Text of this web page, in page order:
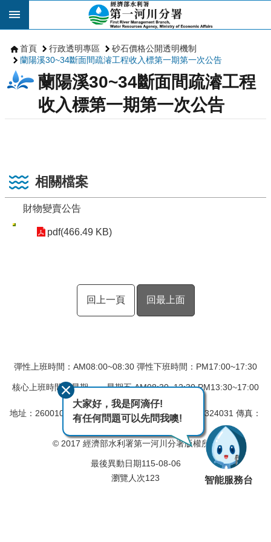
跳到主要內容區塊
首頁 行政透明專區
砂石價格公開透明機制
蘭陽溪30~34斷面間疏濬工程收入標第一期第一次公告
蘭陽溪30~34斷面間疏濬工程
收入標第一期第一次公告
相關檔案
財物變賣公告
pdf(466.49 KB)
回上一頁 回最上面
彈性上班時間：AM08:00~08:30 彈性下班時間：PM17:00~17:30
核心上班時間：星期一 ~ 星期五 AM08:30~12:30 PM13:30~17:00
地址：260010 宜蘭市民權新路6號
電話：(03)9324031 傳真：
(03)9331340
© 2017 經濟部水利署第一河川分署版權所有
最後異動日期115-08-06
瀏覽人次123
大家好，我是阿滴仔!
有任何問題可以先問我噢!
智能服務台